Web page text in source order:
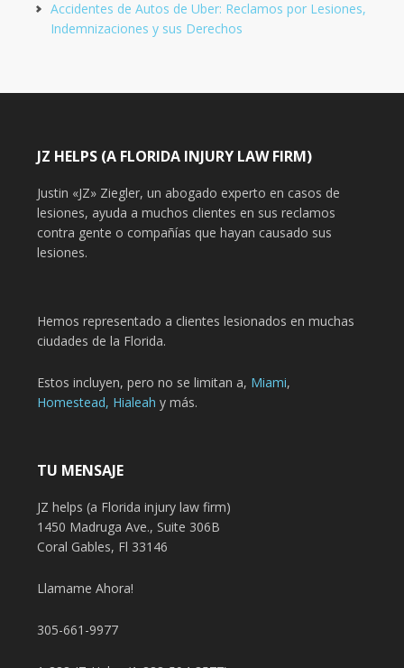
Accidentes de Autos de Uber: Reclamos por Lesiones,
Indemnizaciones y sus Derechos
JZ HELPS (A FLORIDA INJURY LAW FIRM)
Justin «JZ» Ziegler, un abogado experto en casos de
lesiones, ayuda a muchos clientes en sus reclamos
contra gente o compañías que hayan causado sus
lesiones.
Hemos representado a clientes lesionados en muchas
ciudades de la Florida.
Estos incluyen, pero no se limitan a, Miami,
Homestead, Hialeah y más.
TU MENSAJE
JZ helps (a Florida injury law firm)
1450 Madruga Ave., Suite 306B
Coral Gables, Fl 33146
Llamame Ahora!
305-661-9977